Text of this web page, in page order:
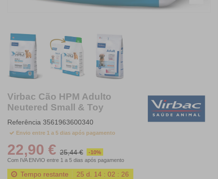
Virbac Cão HPM Adulto
Neutered Small & Toy
Referência 3561963600340
Envio entre 1 a 5 dias após pagamento
22,90 € 25,44 €
-10%
Com IVA ENVIO entre 1 a 5 dias após pagamento
Tempo restante 25 d. 14 :02 : 24